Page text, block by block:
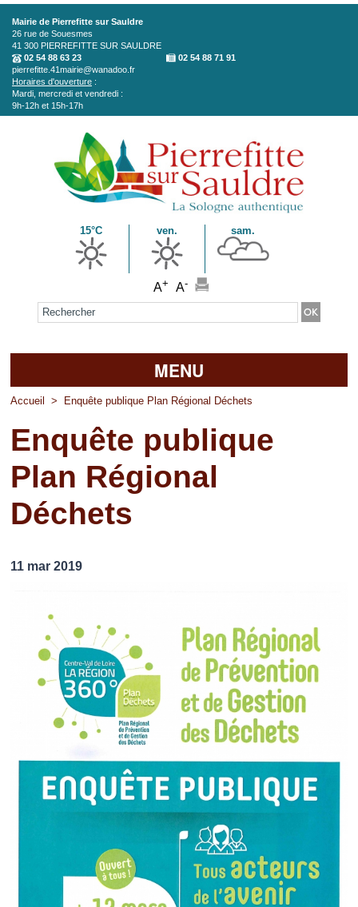
Aller au contenu principal
Mairie de Pierrefitte sur Sauldre
26 rue de Souesmes
41 300 PIERREFITTE SUR SAULDRE
02 54 88 63 23
02 54 88 71 91
pierrefitte.41mairie@wanadoo.fr
Horaires d'ouverture :
Mardi, mercredi et vendredi :
9h-12h et 15h-17h
15°C ven. sam.
A+ A-
Formulaire de recherche
MENU
Accueil
La mairie
Découvrir Pierrefitte
Vie pratique
Accueil > Enquête publique Plan Régional Déchets
Enquête publique
Plan Régional
Déchets
11 mar 2019